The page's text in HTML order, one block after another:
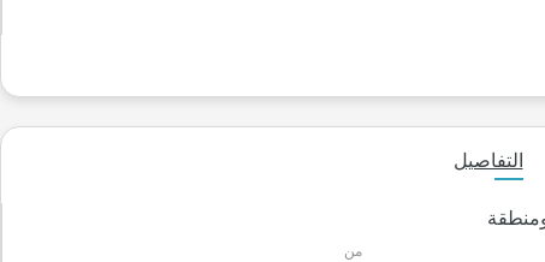
التفاصيل
ومنطقة
من